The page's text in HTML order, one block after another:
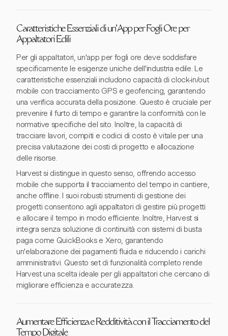
Caratteristiche Essenziali di un'App per Fogli Ore per
Appaltatori Edili
Per gli appaltatori, un'app per fogli ore deve soddisfare
specificamente le esigenze uniche dell'industria edile. Le
caratteristiche essenziali includono capacità di clock-in/out
mobile con tracciamento GPS e geofencing, garantendo
una verifica accurata della posizione. Questo è cruciale per
prevenire il furto di tempo e garantire la conformità con le
normative specifiche del sito. Inoltre, la capacità di
tracciare lavori, compiti e codici di costo è vitale per una
precisa valutazione dei costi di progetto e allocazione
delle risorse.
Harvest si distingue in questo senso, offrendo accesso
mobile che supporta il tracciamento del tempo in cantiere,
anche offline. I suoi robusti strumenti di gestione dei
progetti consentono agli appaltatori di gestire più progetti
e allocare il tempo in modo efficiente. Inoltre, Harvest si
integra senza soluzione di continuità con sistemi di busta
paga come QuickBooks e Xero, garantendo
un'elaborazione dei pagamenti fluida e riducendo i carichi
amministrativi. Questo set di funzionalità completo rende
Harvest una scelta ideale per gli appaltatori che cercano di
migliorare efficienza e accuratezza.
Aumentare Efficienza e Redditività con il Tracciamento del
Tempo Digitale